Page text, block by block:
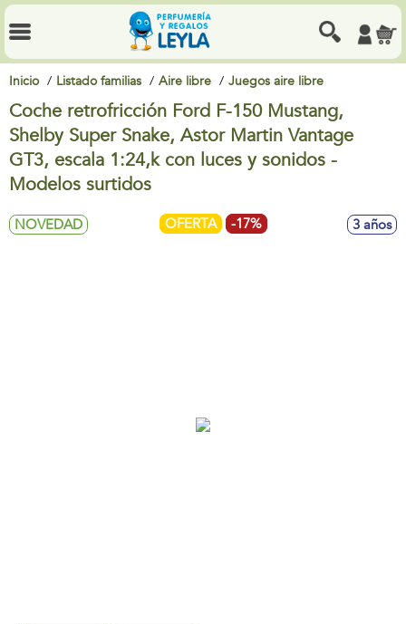
Inicio Listado familias Aire libre Juegos aire libre
Coche retrofricción Ford F-150 Mustang,
Shelby Super Snake, Astor Martin Vantage
GT3, escala 1:24,k con luces y sonidos -
Modelos surtidos
NOVEDAD OFERTA -17% 3 años